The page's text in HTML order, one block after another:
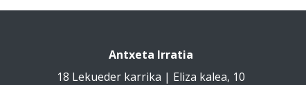
Antxeta Irratia
18 Lekueder karrika | Eliza kalea, 10